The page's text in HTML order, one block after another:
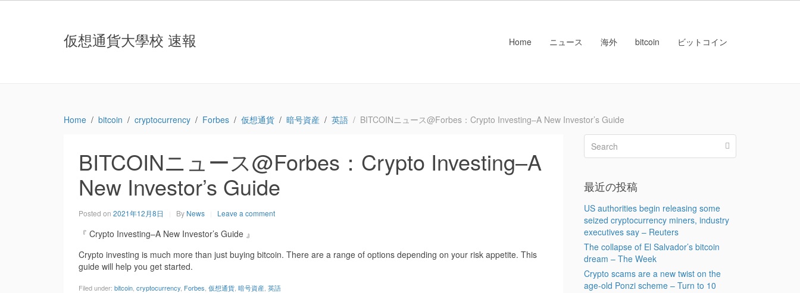
仮想通貨大學校 速報 Home ニュース 海外 bitcoin ビットコイン
Home bitcoin cryptocurrency Forbes 仮想通貨 暗号資産 英語 BITCOINニュース@Forbes：Crypto Investing–A New Investor’s Guide
BITCOINニュース@Forbes：Crypto Investing–A
New Investor’s Guide
Posted on 2021年12月8日 By News Leave a comment
『 Crypto Investing–A New Investor’s Guide 』
Crypto investing is much more than just buying bitcoin. There are a range of options depending on your risk appetite. This
guide will help you get started.
Filed under: bitcoin cryptocurrency Forbes 仮想通貨 暗号資産 英語
最近の投稿
US authorities begin releasing some
seized cryptocurrency miners, industry
executives say – Reuters
The collapse of El Salvador’s bitcoin
dream – The Week
Crypto scams are a new twist on the
age-old Ponzi scheme – Turn to 10